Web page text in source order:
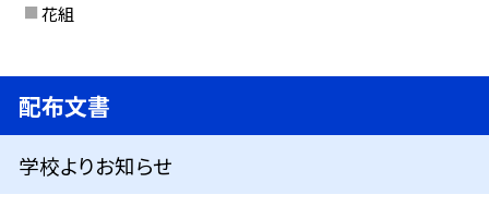
花組
配布文書
学校よりお知らせ